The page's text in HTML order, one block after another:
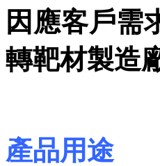
因應客戶需
轉靶材製造
產品用途